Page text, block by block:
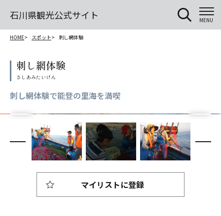
石川県観光公式サイト MENU
HOME スポット 刺し網体験
刺し網体験
刺し網体験で能登の里海を満喫
マイリストに登録